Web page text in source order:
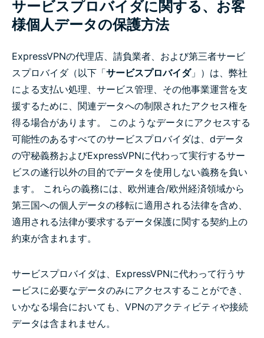
サービスプロバイダに関する、お客
様個人データの保護方法
ExpressVPNの代理店、請負業者、および第三者サービ
スプロバイダ（以下「サービスプロバイダ」）は、弊社
による支払い処理、サービス管理、その他事業運営を支
援するために、関連データへの制限されたアクセス権を
得る場合があります。 このようなデータにアクセスする
可能性のあるすべてのサービスプロバイダは、dデータ
の守秘義務およびExpressVPNに代わって実行するサー
ビスの遂行以外の目的でデータを使用しない義務を負い
ます。 これらの義務には、欧州連合/欧州経済領域から
第三国への個人データの移転に適用される法律を含め、
適用される法律が要求するデータ保護に関する契約上の
約束が含まれます。
サービスプロバイダは、ExpressVPNに代わって行うサ
ービスに必要なデータのみにアクセスすることができ、
いかなる場合においても、VPNのアクティビティや接続
データは含まれません。